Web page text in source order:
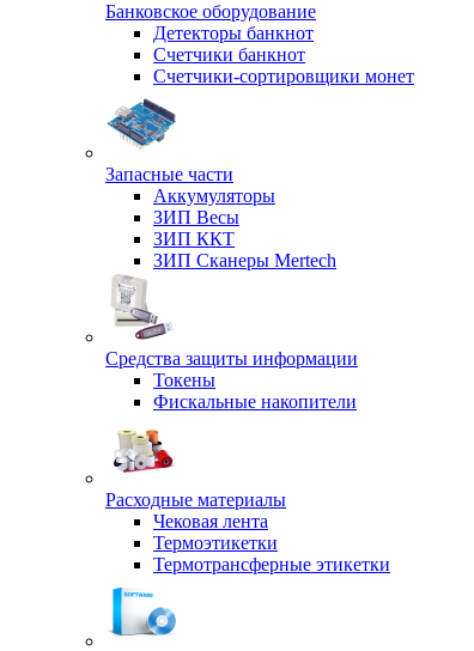
Банковское оборудование
Детекторы банкнот
Счетчики банкнот
Счетчики-сортировщики монет
Запасные части
Аккумуляторы
ЗИП Весы
ЗИП ККТ
ЗИП Сканеры Mertech
Средства защиты информации
Токены
Фискальные накопители
Расходные материалы
Чековая лента
Термоэтикетки
Термотрансферные этикетки